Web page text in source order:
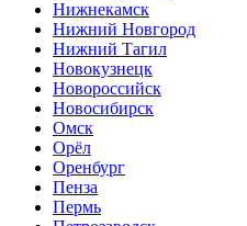
Нижнекамск
Нижний Новгород
Нижний Тагил
Новокузнецк
Новороссийск
Новосибирск
Омск
Орёл
Оренбург
Пенза
Пермь